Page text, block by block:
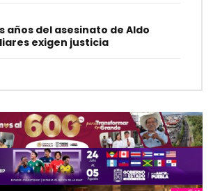
años del asesinato de Aldo
exigen justicia